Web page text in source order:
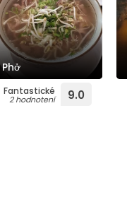
Phở
Fantastické
2 hodnotení 9.0